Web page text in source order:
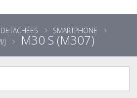
SMARTPHONE
J M30 S (M307)